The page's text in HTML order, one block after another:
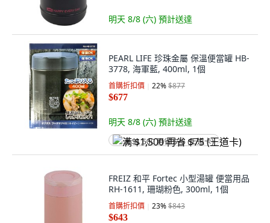
明天 8/8 (六) 預計送達
PEARL LIFE 珍珠金屬 保溫便當罐 HB-
3778, 海軍藍, 400ml, 1個
首購折扣價 22%$877
$677
明天 8/8 (六) 預計送達
满 $1,500 再省 $75 (王道卡)
FREIZ 和平 Fortec 小型湯罐 便當用品
RH-1611, 珊瑚粉色, 300ml, 1個
首購折扣價 23%$843
$643